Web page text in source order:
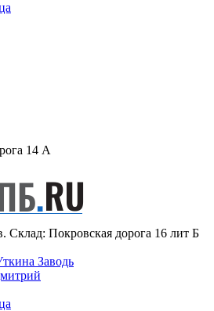
14 А
Склад: Покровская дорога 16 лит Б
Заводь